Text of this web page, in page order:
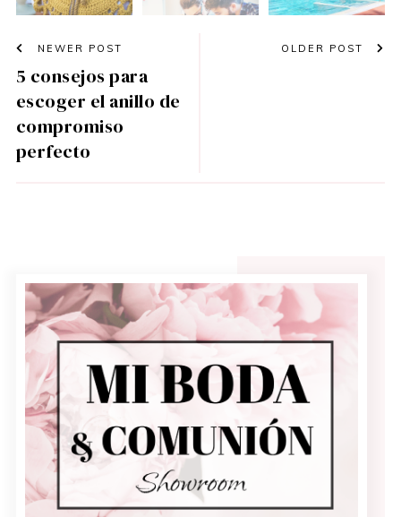
NEWER POST
5 consejos para
escoger el anillo de
compromiso
perfecto
OLDER POST